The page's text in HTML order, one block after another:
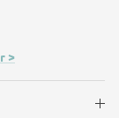
>